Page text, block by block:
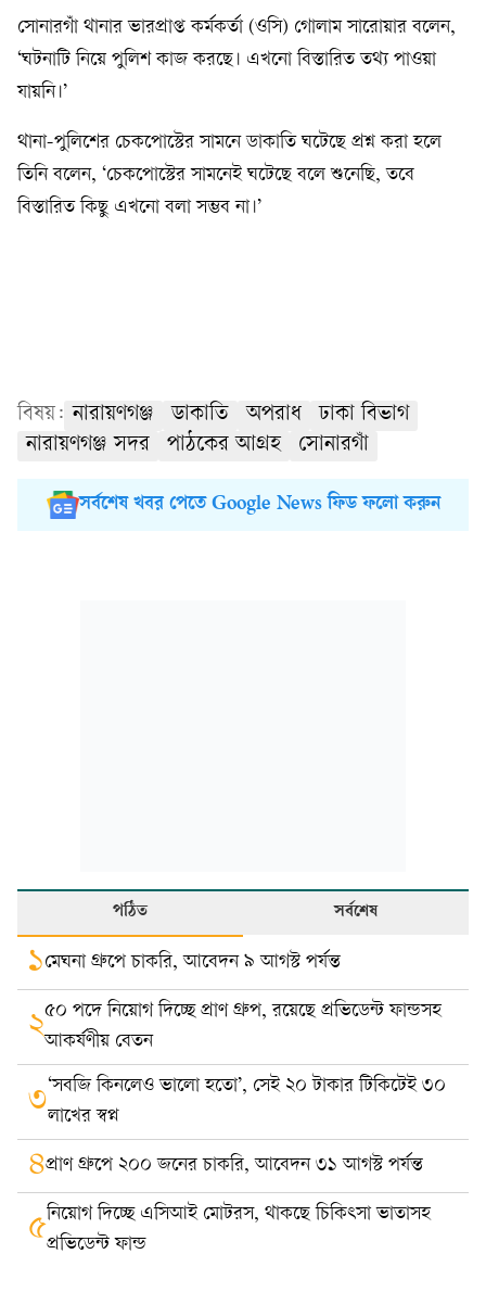
সোনারগাঁ থানার ভারপ্রাপ্ত কর্মকর্তা (ওসি) গোলাম সারোয়ার বলেন,
‘ঘটনাটি নিয়ে পুলিশ কাজ করছে। এখনো বিস্তারিত তথ্য পাওয়া
যায়নি।’
থানা-পুলিশের চেকপোস্টের সামনে ডাকাতি ঘটেছে প্রশ্ন করা হলে
তিনি বলেন, ‘চেকপোস্টের সামনেই ঘটেছে বলে শুনেছি, তবে
বিস্তারিত কিছু এখনো বলা সম্ভব না।’
বিষয়: নারায়ণগঞ্জ ডাকাতি অপরাধ
ঢাকা বিভাগ
নারায়ণগঞ্জ সদর
পাঠকের আগ্রহ সোনারগাঁ
সর্বশেষ খবর পেতে Google News ফিড ফলো করুন
পঠিত সর্বশেষ
১মেঘনা গ্রুপে চাকরি, আবেদন ৯ আগস্ট পর্যন্ত
২৫০ পদে নিয়োগ দিচ্ছে প্রাণ গ্রুপ, রয়েছে প্রভিডেন্ট ফান্ডসহ
আকর্ষণীয় বেতন
৩‘সবজি কিনলেও ভালো হতো’, সেই ২০ টাকার টিকিটেই ৩০
লাখের স্বপ্ন
৪প্রাণ গ্রুপে ২০০ জনের চাকরি, আবেদন ৩১ আগস্ট পর্যন্ত
৫নিয়োগ দিচ্ছে এসিআই মোটরস, থাকছে চিকিৎসা ভাতাসহ
প্রভিডেন্ট ফান্ড